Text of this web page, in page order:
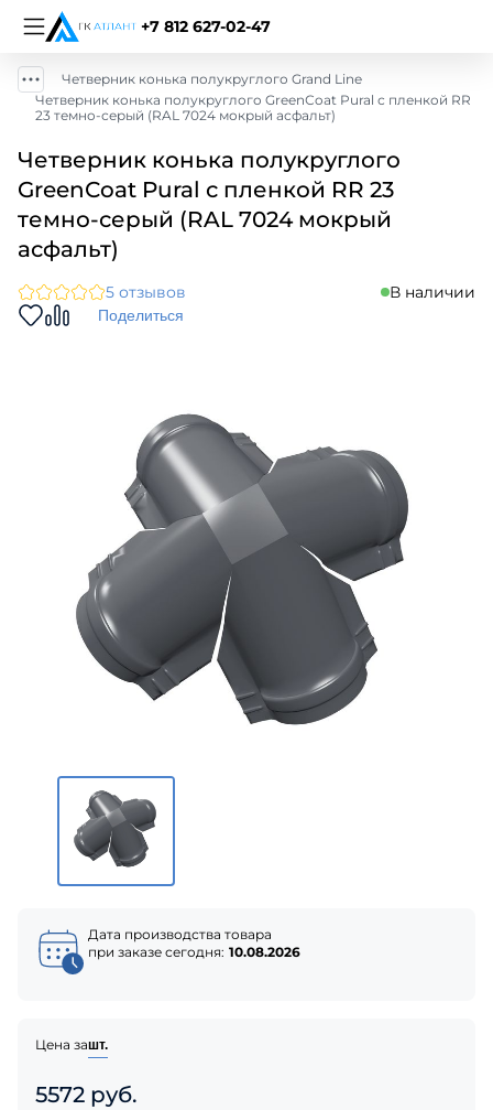
+7 812 627-02-47
Четверник конька полукруглого Grand Line
Четверник конька полукруглого GreenСoat Pural с пленкой RR
23 темно-серый (RAL 7024 мокрый асфальт)
Четверник конька полукруглого
GreenСoat Pural с пленкой RR 23
темно-серый (RAL 7024 мокрый
асфальт)
5 отзывов В наличии
Поделиться
Дата производства товара
при заказе сегодня: 10.08.2026
Цена зашт.
5572 руб.